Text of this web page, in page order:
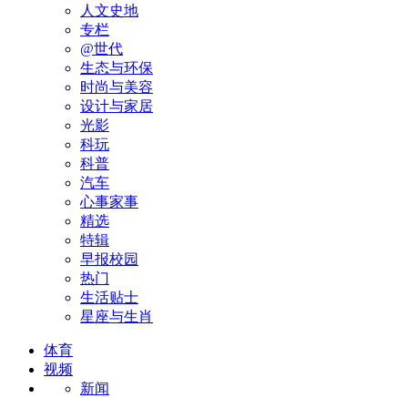
人文史地
专栏
@世代
生态与环保
时尚与美容
设计与家居
光影
科玩
科普
汽车
心事家事
精选
特辑
早报校园
热门
生活贴士
星座与生肖
体育
视频
新闻